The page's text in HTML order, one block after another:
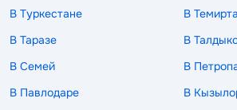
В Туркестане
В
В Таразе
В
В Семей
В
В Павлодаре
В